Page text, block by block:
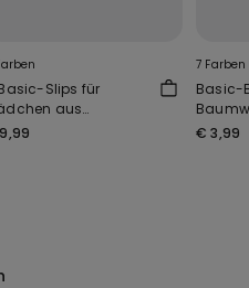
Slips für
aus
7 Farben
Basic-
€ 3,99